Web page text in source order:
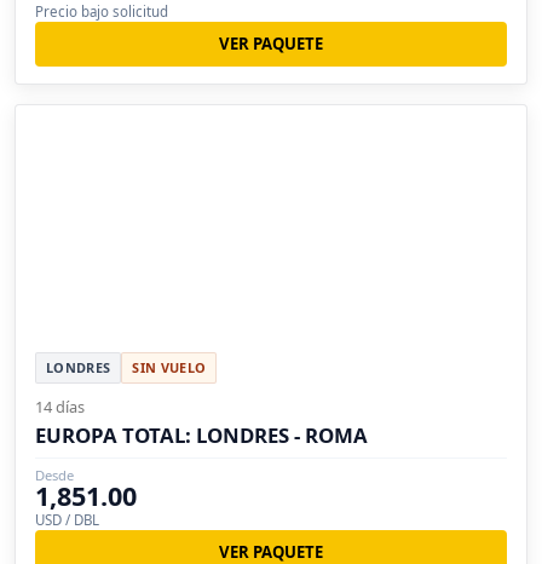
Precio bajo solicitud
VER PAQUETE
LONDRES SIN VUELO
14 días
EUROPA TOTAL: LONDRES - ROMA
Desde
1,851.00
USD / DBL
VER PAQUETE